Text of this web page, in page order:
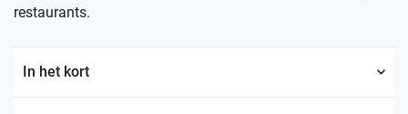
restaurants.
In het kort